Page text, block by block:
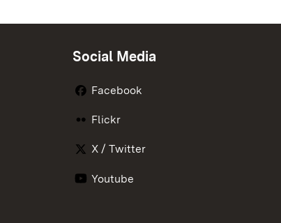
Social Media
Facebook
Flickr
X / Twitter
Youtube